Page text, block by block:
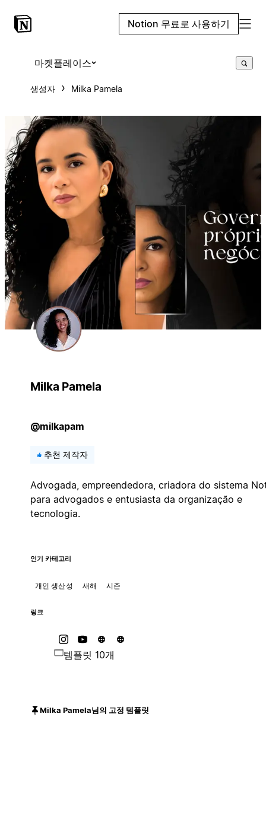
Notion 무료로 사용하기
마켓플레이스
생성자 Milka Pamela
Milka Pamela
@milkapam
추천 제작자
Advogada, empreendedora, criadora do sistema
para advogados e entusiasta da organização e
tecnologia.
인기 카테고리
개인 생산성 새해 시즌
링크
템플릿 10개
Milka Pamela님의 고정 템플릿